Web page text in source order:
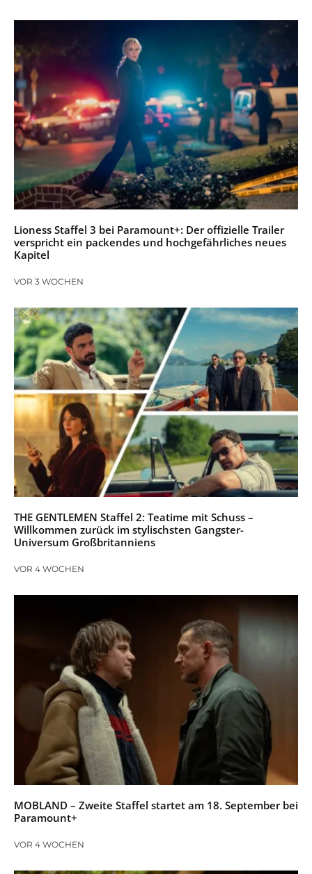
Lioness Staffel 3 bei Paramount+: Der offizielle Trailer
verspricht ein packendes und hochgefährliches neues
Kapitel
VOR 3 WOCHEN
THE GENTLEMEN Staffel 2: Teatime mit Schuss –
Willkommen zurück im stylischsten Gangster-
Universum Großbritanniens
VOR 4 WOCHEN
MOBLAND – Zweite Staffel startet am 18. September bei
Paramount+
VOR 4 WOCHEN